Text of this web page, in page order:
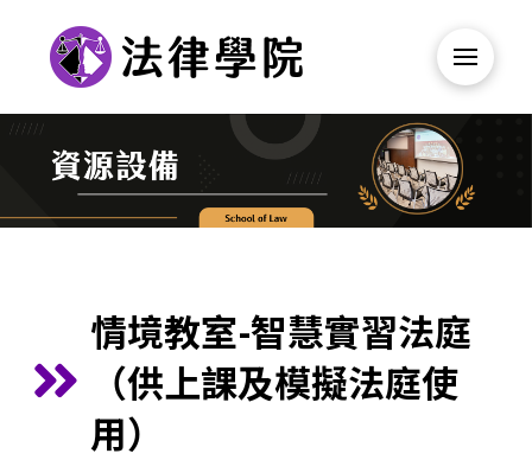
情境教室-智慧實習法庭
（供上課及模擬法庭使
用）